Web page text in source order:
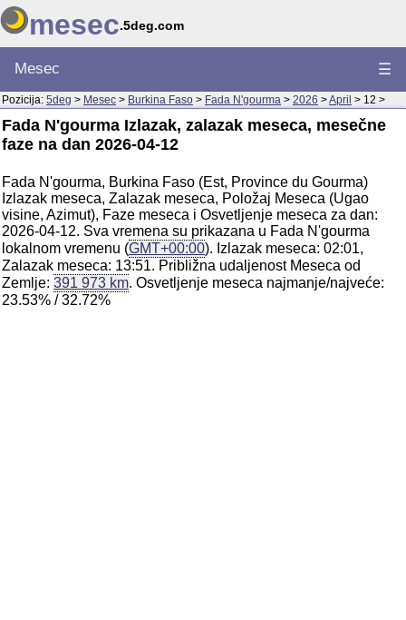
mesec.5deg.com
Mesec ☰
Pozicija: 5deg > Mesec > Burkina Faso > Fada N'gourma > 2026 >April > 12 >
Fada N'gourma Izlazak, zalazak meseca, mesečne
faze na dan 2026-04-12
Fada N'gourma, Burkina Faso (Est, Province du Gourma)
Izlazak meseca, Zalazak meseca, Položaj Meseca (Ugao
visine, Azimut), Faze meseca i Osvetljenje meseca za dan:
2026-04-12. Sva vremena su prikazana u Fada N'gourma
lokalnom vremenu (GMT+00:00). Izlazak meseca: 02:01,
Zalazak meseca: 13:51. Približna udaljenost Meseca od
Zemlje: 391 973 km. Osvetljenje meseca najmanje/najveće:
23.53% / 32.72%